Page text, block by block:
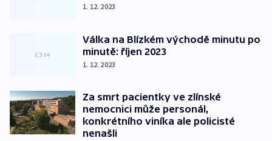
1. 12. 2023
Válka na Blízkém východě minutu po
minutě: říjen 2023
1. 12. 2023
Za smrt pacientky ve zlínské
nemocnici může personál,
konkrétního viníka ale policisté
nenašli